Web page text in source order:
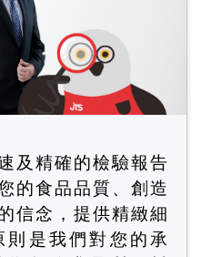
及精確的檢驗報告
的食品品質、創造
信念，提供精緻細
則是我們對您的承